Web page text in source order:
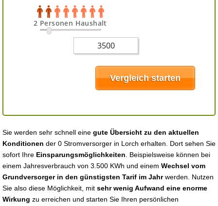
2 Personen Haushalt
Sie werden sehr schnell eine gute Übersicht zu den aktuellen
Konditionen der 0 Stromversorger in Lorch erhalten. Dort sehen Sie
sofort Ihre Einsparungsmöglichkeiten . Beispielsweise können bei
einem Jahresverbrauch von 3.500 KWh und einem Wechsel vom
Grundversorger in den günstigsten Tarif im Jahrwerden. Nutzen
Sie also diese Möglichkeit, mit sehr wenig Aufwand eine enorme
Wirkung zu erreichen und starten Sie Ihren persönlichen